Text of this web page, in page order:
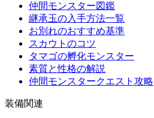
仲間モンスター図鑑
継承玉の入手方法一覧
お別れのおすすめ基準
スカウトのコツ
タマゴの孵化モンスター
素質と性格の解説
仲間モンスタークエスト攻略
装備関連